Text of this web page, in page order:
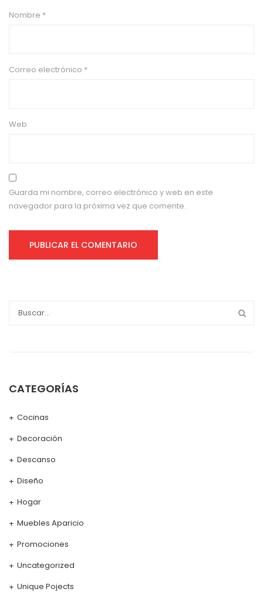
Nombre *
Correo electrónico *
Web
Guarda mi nombre, correo electrónico y web en este
navegador para la próxima vez que comente.
CATEGORÍAS
Cocinas
Decoración
Descanso
Diseño
Hogar
Muebles Aparicio
Promociones
Uncategorized
Unique Pojects